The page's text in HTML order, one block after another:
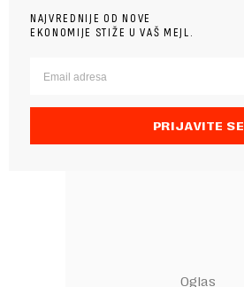
NAJVREDNIJE OD NOVE
EKONOMIJE STIŽE U VAŠ MEJL.
PRIJAVITE SE